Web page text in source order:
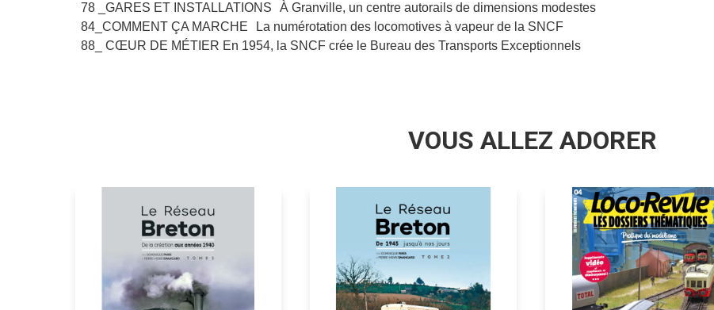
78 _GARES ET INSTALLATIONS À Granville, un centre autorails de dimensions modestes
84_COMMENT ÇA MARCHE La numérotation des locomotives à vapeur de la SNCF
88_ CŒUR DE MÉTIER En 1954, la SNCF crée le Bureau des Transports Exceptionnels
VOUS ALLEZ ADORER